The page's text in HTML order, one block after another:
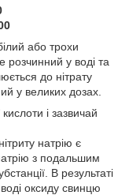
або трохи
розчинний у воді та
до нітрату
у великих дозах.
і зазвичай
натрію є
з подальшим
В результаті
оксиду свинцю